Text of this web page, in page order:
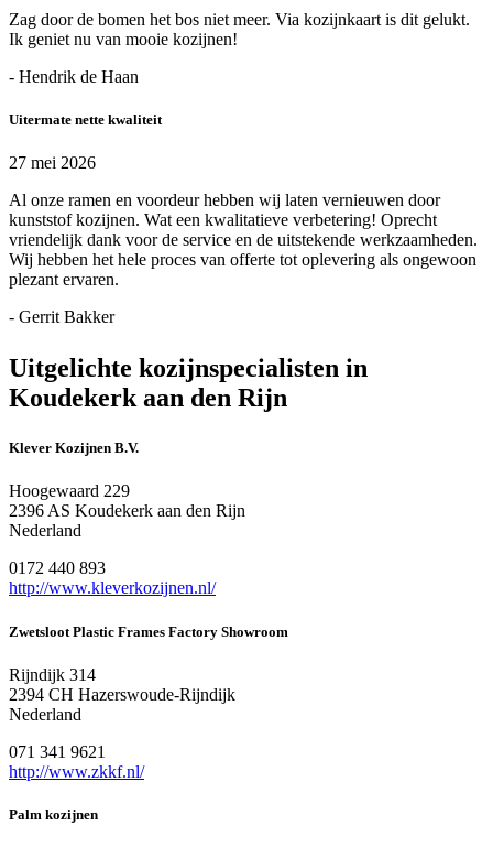
Zag door de bomen het bos niet meer. Via kozijnkaart is dit gelukt.
Ik geniet nu van mooie kozijnen!
- Hendrik de Haan
Uitermate nette kwaliteit
27 mei 2026
Al onze ramen en voordeur hebben wij laten vernieuwen door
kunststof kozijnen. Wat een kwalitatieve verbetering! Oprecht
vriendelijk dank voor de service en de uitstekende werkzaamheden.
Wij hebben het hele proces van offerte tot oplevering als ongewoon
plezant ervaren.
- Gerrit Bakker
Uitgelichte kozijnspecialisten in
Koudekerk aan den Rijn
Klever Kozijnen B.V.
Hoogewaard 229
2396 AS Koudekerk aan den Rijn
Nederland
0172 440 893
http://www.kleverkozijnen.nl/
Zwetsloot Plastic Frames Factory Showroom
Rijndijk 314
2394 CH Hazerswoude-Rijndijk
Nederland
071 341 9621
http://www.zkkf.nl/
Palm kozijnen